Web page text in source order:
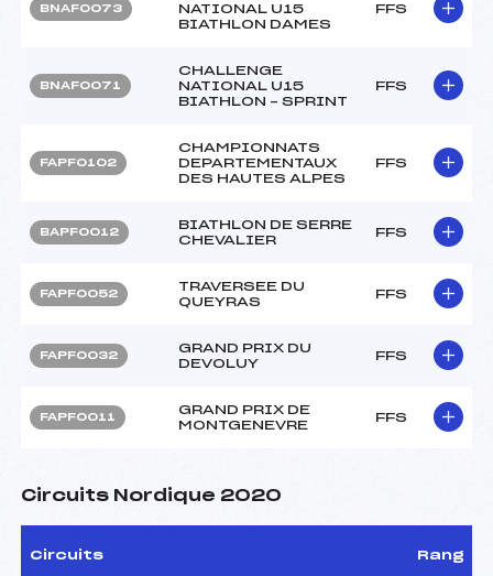
BNAF0073
NATIONAL U15
BIATHLON DAMES
FFS
BNAF0071
CHALLENGE
NATIONAL U15
BIATHLON – SPRINT
FFS
FAPF0102
CHAMPIONNATS
DEPARTEMENTAUX
DES HAUTES ALPES
FFS
BAPF0012
BIATHLON DE SERRE
CHEVALIER
FFS
FAPF0052
TRAVERSEE DU
QUEYRAS
FFS
FAPF0032
GRAND PRIX DU
DEVOLUY
FFS
FAPF0011
GRAND PRIX DE
MONTGENEVRE
FFS
Circuits Nordique 2020
Circuits Rang